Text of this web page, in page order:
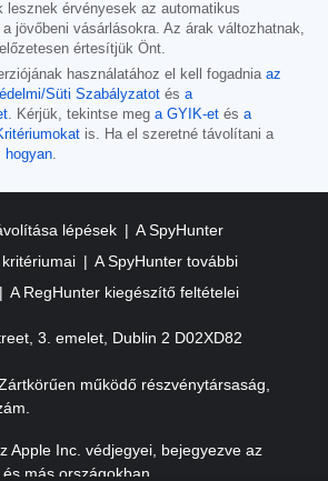
lesznek érvényesek az automatikus
jövőbeni vásárlásokra. Az árak változhatnak,
értesítjük Önt.
használatához el kell fogadnia az
Süti Szabályzatot és a
. Kérjük, tekintse meg a GYIK-et és a
is. Ha el szeretné távolítani a
hogyan.
lépések
A SpyHunter
A SpyHunter további
A RegHunter kiegészítő feltételei
3. emelet, Dublin 2 D02XD82
működő részvénytársaság,
Apple Inc. védjegyei, bejegyezve az
más országokban.